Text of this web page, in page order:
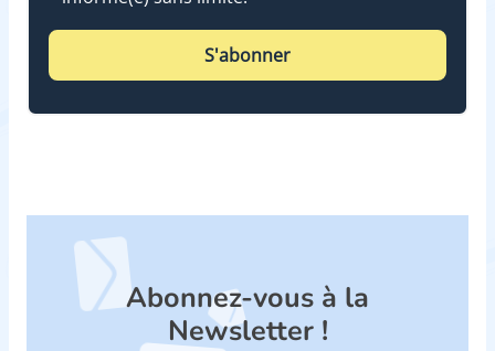
S'abonner
Abonnez-vous à la
Newsletter !